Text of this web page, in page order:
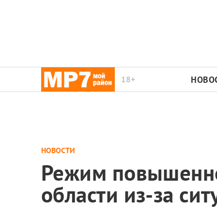
18+
НОВОСТИ
Режим
области из-за